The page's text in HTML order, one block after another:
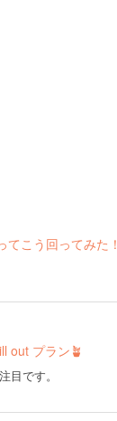
こう回ってみた！
out プラン🪴
目です。